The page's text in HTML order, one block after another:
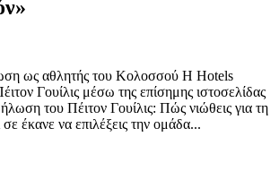
ως αθλητής του Κολοσσού H Hotels
Γουίλις μέσω της επίσημης ιστοσελίδας
του Πέιτον Γουίλις: Πώς νιώθεις για τη
έκανε να επιλέξεις την ομάδα...